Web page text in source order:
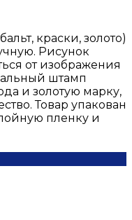
краски, золото)
Рисунок
от изображения
штамп
и золотую марку,
Товар упакован
пленку и